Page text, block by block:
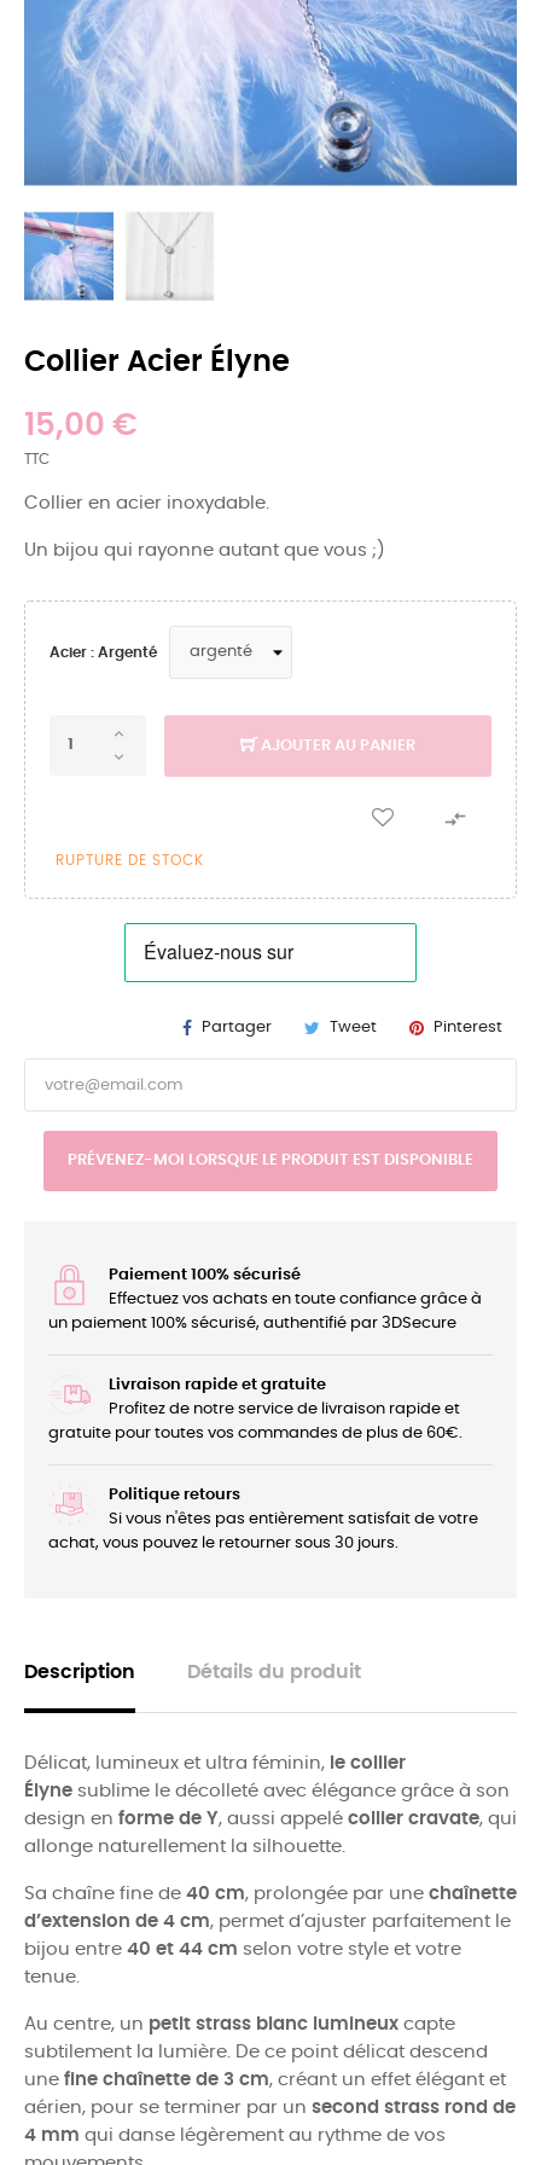
Collier Acier Élyne
15,00 €
TTC
Collier en acier inoxydable.
Un bijou qui rayonne autant que vous ;)
Acier : Argenté
AJOUTER AU PANIER

RUPTURE DE STOCK
Partager Tweet Pinterest
PRÉVENEZ-MOI LORSQUE LE PRODUIT EST DISPONIBLE
Paiement 100% sécurisé
Effectuez vos achats en toute confiance grâce à
un paiement 100% sécurisé, authentifié par 3DSecure
Livraison rapide et gratuite
Profitez de notre service de livraison rapide et
gratuite pour toutes vos commandes de plus de 60€.
Politique retours
Si vous n'êtes pas entièrement satisfait de votre
achat, vous pouvez le retourner sous 30 jours.
Description Détails du produit
Délicat, lumineux et ultra féminin, le collier
Élyne sublime le décolleté avec élégance grâce à son
design en forme de Y, aussi appelé collier cravate, qui
allonge naturellement la silhouette.
Sa chaîne fine de 40 cm, prolongée par une chaînette
d’extension de 4 cm, permet d’ajuster parfaitement le
bijou entre 40 et 44 cm selon votre style et votre
tenue.
Au centre, un petit strass blanc lumineux capte
subtilement la lumière. De ce point délicat descend
une fine chaînette de 3 cm, créant un effet élégant et
aérien, pour se terminer par un second strass rond de
4 mm qui danse légèrement au rythme de vos